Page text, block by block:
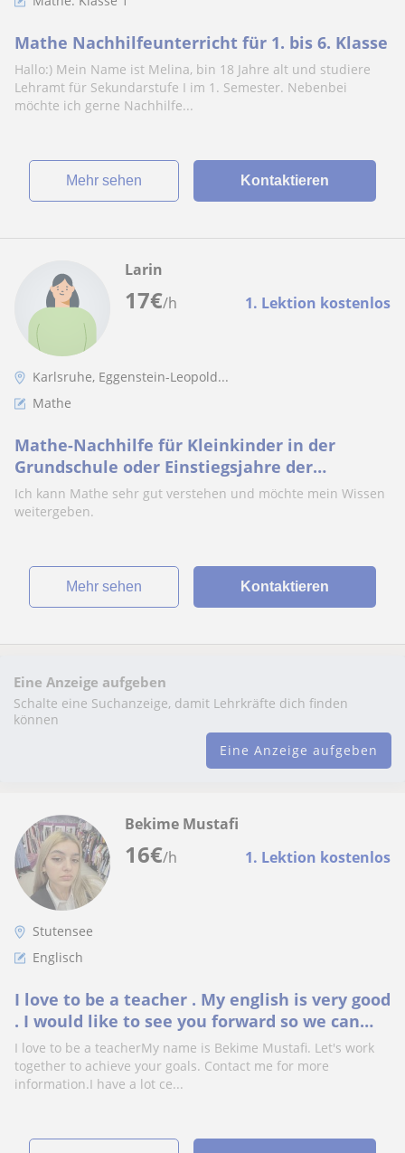
Mathe Nachhilfeunterricht für 1. bis 6. Klasse
Hallo:) Mein Name ist Melina, bin 18 Jahre alt und studiere
Lehramt für Sekundarstufe I im 1. Semester. Nebenbei
möchte ich gerne Nachhilfe...
Mehr sehen Kontaktieren
17€/h 1. Lektion kostenlos
Larin
Karlsruhe, Eggenstein-Leopold...
Mathe
Mathe-Nachhilfe für Kleinkinder in der
Grundschule oder Einstiegsjahre der
weiterführenden Schule
Ich kann Mathe sehr gut verstehen und möchte mein Wissen
weitergeben.
Mehr sehen Kontaktieren
Eine Anzeige aufgeben
Schalte eine Suchanzeige, damit Lehrkräfte dich finden
können
Eine Anzeige aufgeben
16€/h 1. Lektion kostenlos
Bekime Mustafi
Stutensee
Englisch
I love to be a teacher . My english is very good
. I would like to see you forward so we can
discuss. I have a diploma
I love to be a teacherMy name is Bekime Mustafi. Let's work
together to achieve your goals. Contact me for more
information.I have a lot ce...